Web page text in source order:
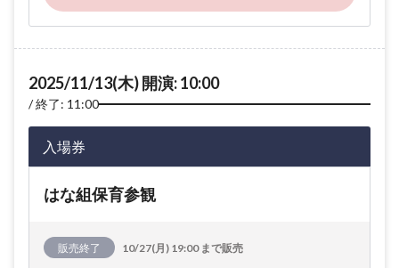
2025/11/13(木) 開演: 10:00
終了: 11:00
入場券
はな組保育参観
販売終了 10/27(月) 19:00 まで販売